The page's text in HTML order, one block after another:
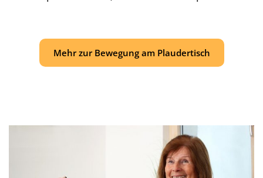
Mehr zur Bewegung am Plaudertisch